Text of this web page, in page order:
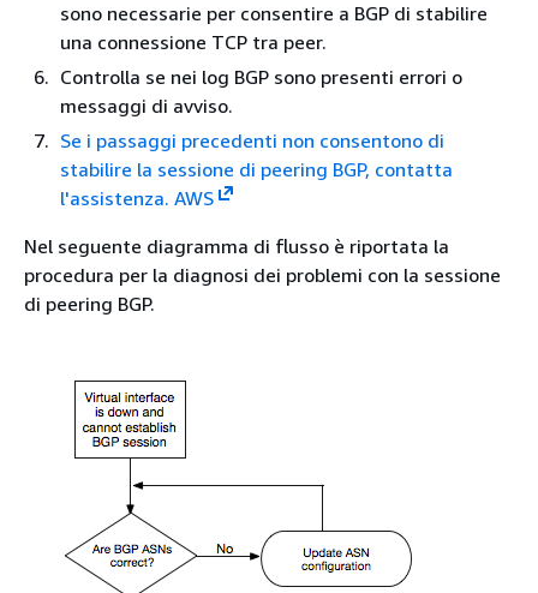
sono necessarie per consentire a BGP di stabilire
una connessione TCP tra peer.
Controlla se nei log BGP sono presenti errori o
messaggi di avviso.
Se i passaggi precedenti non consentono di
stabilire la sessione di peering BGP, contatta
l'assistenza. AWS
Nel seguente diagramma di flusso è riportata la
procedura per la diagnosi dei problemi con la sessione
di peering BGP.